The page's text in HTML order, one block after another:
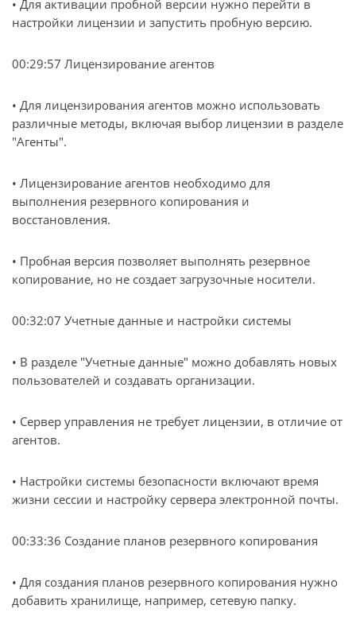
• Для активации пробной версии нужно перейти в
настройки лицензии и запустить пробную версию.
00:29:57 Лицензирование агентов
• Для лицензирования агентов можно использовать
различные методы, включая выбор лицензии в разделе
"Агенты".
• Лицензирование агентов необходимо для
выполнения резервного копирования и
восстановления.
• Пробная версия позволяет выполнять резервное
копирование, но не создает загрузочные носители.
00:32:07 Учетные данные и настройки системы
• В разделе "Учетные данные" можно добавлять новых
пользователей и создавать организации.
• Сервер управления не требует лицензии, в отличие от
агентов.
• Настройки системы безопасности включают время
жизни сессии и настройку сервера электронной почты.
00:33:36 Создание планов резервного копирования
• Для создания планов резервного копирования нужно
добавить хранилище, например, сетевую папку.